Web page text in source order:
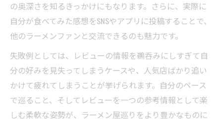
の奥深さを知るきっかけにもなります。さらに、実際に
自分が食べてみた感想をSNSやアプリに投稿することで、
他のラーメンファンと交流できるのも魅力です。
失敗例としては、レビューの情報を鵜呑みにしすぎて自
分の好みを見失ってしまうケースや、人気店ばかり追い
かけて疲れてしまうことが挙げられます。自分のペース
で巡ること、そしてレビューを一つの参考情報として楽
しむ柔軟な姿勢が、ラーメン屋巡りをより豊かなものに